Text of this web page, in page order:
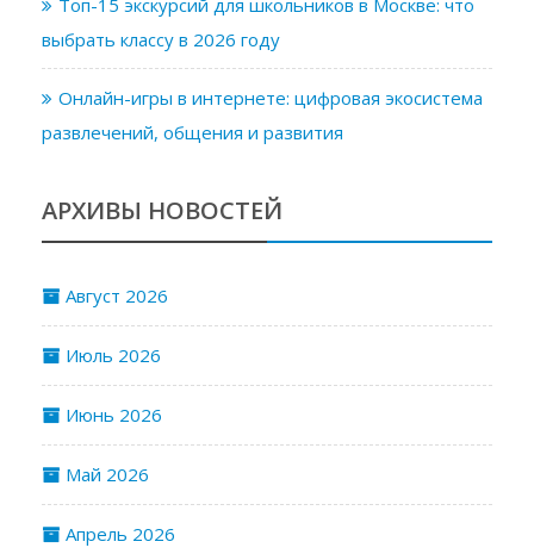
Топ-15 экскурсий для школьников в Москве: что
выбрать классу в 2026 году
Онлайн-игры в интернете: цифровая экосистема
развлечений, общения и развития
АРХИВЫ НОВОСТЕЙ
Август 2026
Июль 2026
Июнь 2026
Май 2026
Апрель 2026